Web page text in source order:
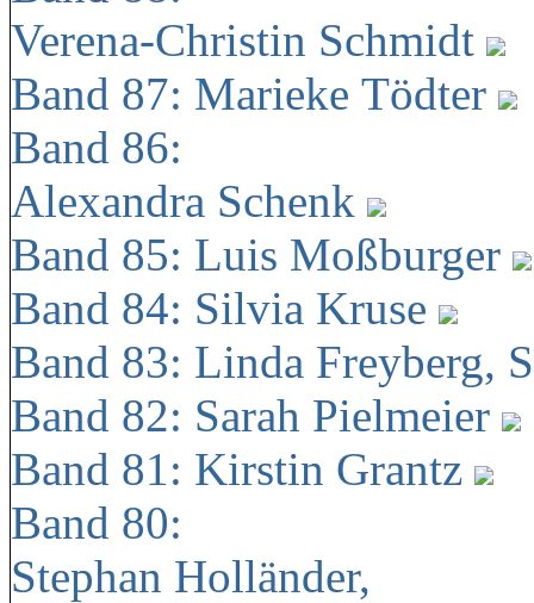
Verena-Christin Schmidt
Band 87: Marieke Tödter
Band 86:
Alexandra Schenk
Band 85: Luis Moßburger
Band 84: Silvia Kruse
Band 83: Linda Freyberg,
Band 82: Sarah Pielmeier
Band 81: Kirstin Grantz
Band 80:
Stephan Holländer,